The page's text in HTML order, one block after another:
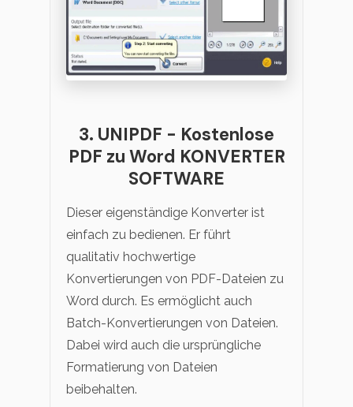
3. UNIPDF - Kostenlose
PDF zu Word KONVERTER
SOFTWARE
Dieser eigenständige Konverter ist
einfach zu bedienen. Er führt
qualitativ hochwertige
Konvertierungen von PDF-Dateien zu
Word durch. Es ermöglicht auch
Batch-Konvertierungen von Dateien.
Dabei wird auch die ursprüngliche
Formatierung von Dateien
beibehalten.